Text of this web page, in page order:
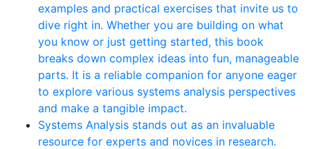
examples and practical exercises that invite us to
dive right in. Whether you are building on what
you know or just getting started, this book
breaks down complex ideas into fun, manageable
parts. It is a reliable companion for anyone eager
to explore various systems analysis perspectives
and make a tangible impact.
Systems Analysis stands out as an invaluable
resource for experts and novices in research.